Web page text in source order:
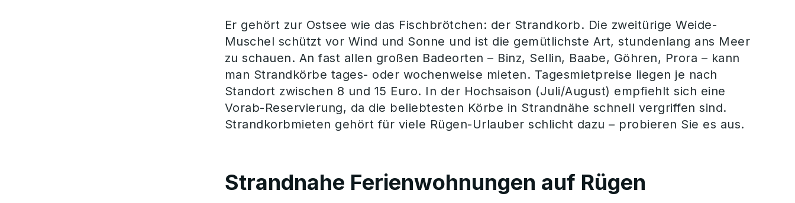
Er gehört zur Ostsee wie das Fischbrötchen: der Strandkorb. Die zweitürige Weide-
Muschel schützt vor Wind und Sonne und ist die gemütlichste Art, stundenlang ans Meer
zu schauen. An fast allen großen Badeorten – Binz, Sellin, Baabe, Göhren, Prora – kann
man Strandkörbe tages- oder wochenweise mieten. Tagesmietpreise liegen je nach
Standort zwischen 8 und 15 Euro. In der Hochsaison (Juli/August) empfiehlt sich eine
Vorab-Reservierung, da die beliebtesten Körbe in Strandnähe schnell vergriffen sind.
Strandkorbmieten gehört für viele Rügen-Urlauber schlicht dazu – probieren Sie es aus.
Strandnahe Ferienwohnungen auf Rügen